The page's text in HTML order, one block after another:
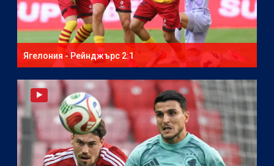
Ягелония - Рейнджърс 2:1